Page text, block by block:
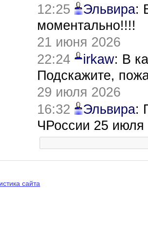
12:25
Эльвира:
моментально!!!!
21 июня 2026
22:24
irkaw: В
Подскажите,
29 июля 2026
16:32
Эльвира:
ЧРоссии 25 июля